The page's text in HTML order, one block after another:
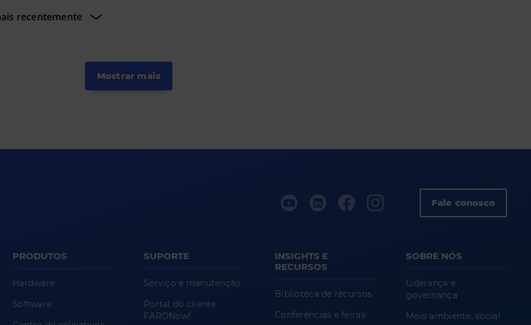
Mostrar mais
Fale conosco
PRODUTOS
Hardware
Software
SUPORTE
Serviço e manutenção
Portal do cliente
FARONow!
INSIGHTS E
RECURSOS
Biblioteca de recursos
Conferências e feiras
SOBRE NÓS
Liderança e
governança
Meio ambiente, social